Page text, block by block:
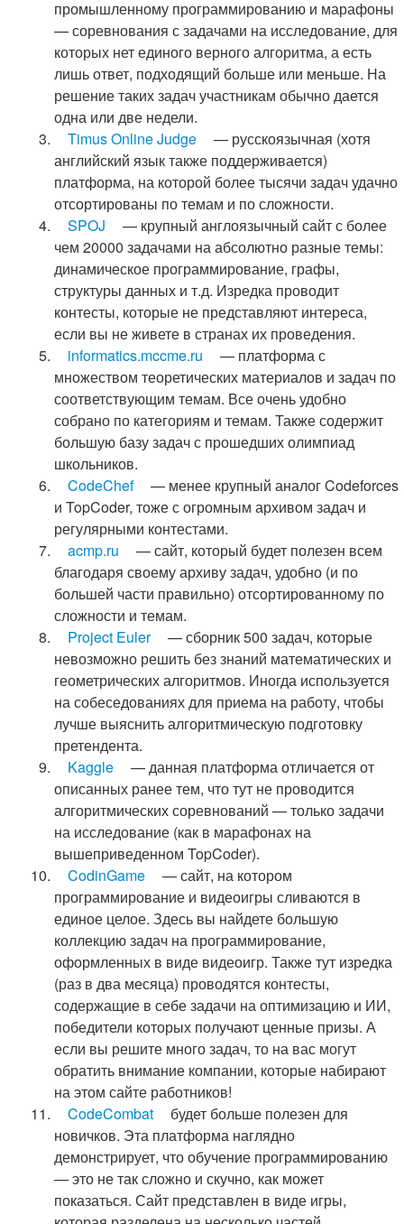
промышленному программированию и марафоны
— соревнования с задачами на исследование, для
которых нет единого верного алгоритма, а есть
лишь ответ, подходящий больше или меньше. На
решение таких задач участникам обычно дается
одна или две недели.
Timus Online Judge
— русскоязычная (хотя
английский язык также поддерживается)
платформа, на которой более тысячи задач удачно
отсортированы по темам и по сложности.
SPOJ
— крупный англоязычный сайт с более
чем 20000 задачами на абсолютно разные темы:
динамическое программирование, графы,
структуры данных и т.д. Изредка проводит
контесты, которые не представляют интереса,
если вы не живете в странах их проведения.
informatics.mccme.ru
— платформа с
множеством теоретических материалов и задач по
соответствующим темам. Все очень удобно
собрано по категориям и темам. Также содержит
большую базу задач с прошедших олимпиад
школьников.
CodeChef
— менее крупный аналог Codeforces
и TopCoder, тоже с огромным архивом задач и
регулярными контестами.
acmp.ru
— сайт, который будет полезен всем
благодаря своему архиву задач, удобно (и по
большей части правильно) отсортированному по
сложности и темам.
Project Euler
— сборник 500 задач, которые
невозможно решить без знаний математических и
геометрических алгоритмов. Иногда используется
на собеседованиях для приема на работу, чтобы
лучше выяснить алгоритмическую подготовку
претендента.
Kaggle
— данная платформа отличается от
описанных ранее тем, что тут не проводится
алгоритмических соревнований — только задачи
на исследование (как в марафонах на
вышеприведенном TopCoder).
CodinGame
— сайт, на котором
программирование и видеоигры сливаются в
единое целое. Здесь вы найдете большую
коллекцию задач на программирование,
оформленных в виде видеоигр. Также тут изредка
(раз в два месяца) проводятся контесты,
содержащие в себе задачи на оптимизацию и ИИ,
победители которых получают ценные призы. А
если вы решите много задач, то на вас могут
обратить внимание компании, которые набирают
на этом сайте работников!
CodeCombat
будет больше полезен для
новичков. Эта платформа наглядно
демонстрирует, что обучение программированию
— это не так сложно и скучно, как может
показаться. Сайт представлен в виде игры,